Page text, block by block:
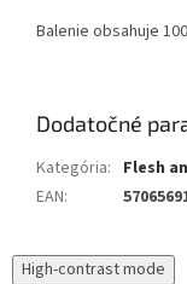
Balenie obsahuje
Dodatočné
Kategória: Flesh
EAN:
High-contrast mode